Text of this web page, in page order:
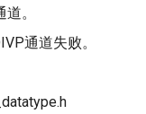
。
通道失败。